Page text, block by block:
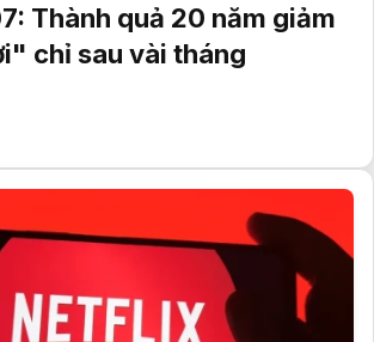
Thành quả 20 năm giảm
chỉ sau vài tháng